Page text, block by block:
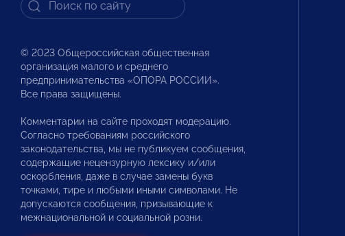
© 2023 Общероссийская общественная
организация малого и среднего
предпринимательства «ОПОРА РОССИИ».
Все права защищены.
Комментарии на сайте проходят модерацию.
Согласно требованиям российского
законодательства, мы не публикуем сообщения,
содержащие нецензурную лексику и/или
оскорбления, даже в случае замены букв
точками, тире и любыми иными символами. Не
допускаются сообщения, призывающие к
межнациональной и социальной розни.